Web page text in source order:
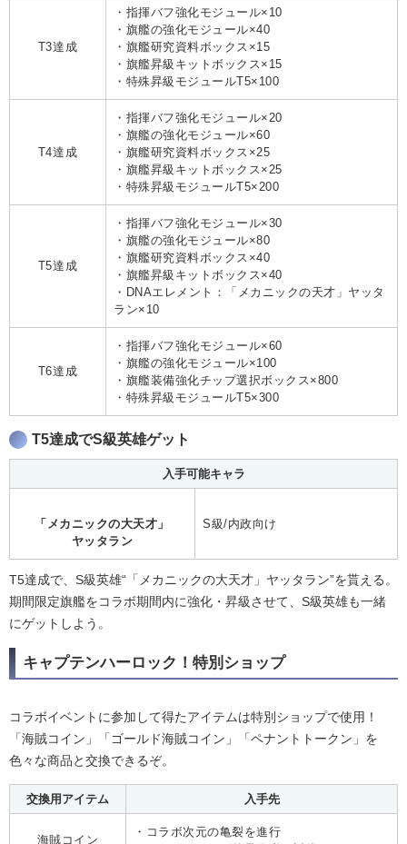
T3達成
・指揮バフ強化モジュール×10
・旗艦の強化モジュール×40
・旗艦研究資料ボックス×15
・旗艦昇級キットボックス×15
・特殊昇級モジュールT5×100
T4達成
・指揮バフ強化モジュール×20
・旗艦の強化モジュール×60
・旗艦研究資料ボックス×25
・旗艦昇級キットボックス×25
・特殊昇級モジュールT5×200
T5達成
・指揮バフ強化モジュール×30
・旗艦の強化モジュール×80
・旗艦研究資料ボックス×40
・旗艦昇級キットボックス×40
・DNAエレメント：「メカニックの天才」ヤッタ
ラン×10
T6達成
・指揮バフ強化モジュール×60
・旗艦の強化モジュール×100
・旗艦装備強化チップ選択ボックス×800
・特殊昇級モジュールT5×300
T5達成でS級英雄ゲット
入手可能キャラ
「メカニックの大天才」
ヤッタラン
S級/内政向け
T5達成で、S級英雄“「メカニックの大天才」ヤッタラン”を貰える。
期間限定旗艦をコラボ期間内に強化・昇級させて、S級英雄も一緒
にゲットしよう。
キャプテンハーロック！特別ショップ
コラボイベントに参加して得たアイテムは特別ショップで使用！
「海賊コイン」「ゴールド海賊コイン」「ペナントトークン」を
色々な商品と交換できるぞ。
交換用アイテム 入手先
海賊コイン
・コラボ次元の亀裂を進行